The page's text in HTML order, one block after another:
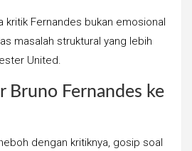
kritik Fernandes bukan emosional
masalah struktural yang lebih
United.
Bruno Fernandes ke
dengan kritiknya, gosip soal